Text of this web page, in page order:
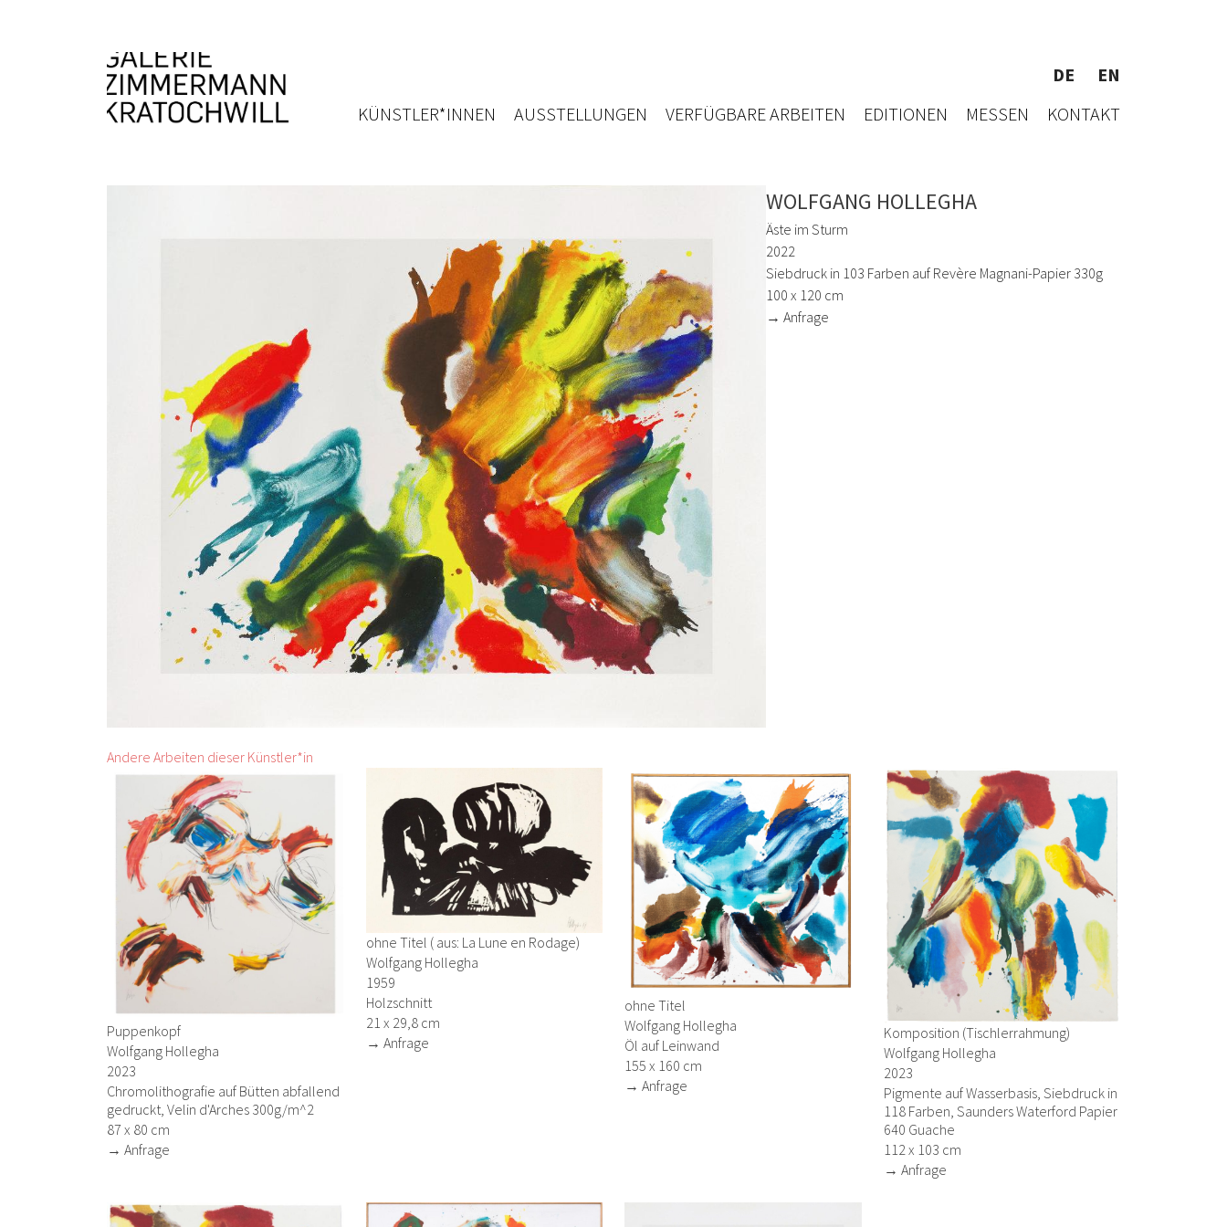
DE
EN
KÜNSTLER*INNEN
AUSSTELLUNGEN VERFÜGBARE ARBEITEN EDITIONEN MESSEN KONTAKT
WOLFGANG HOLLEGHA
Äste im Sturm
2022
Siebdruck in 103 Farben auf Revère Magnani-Papier 330g
100 x 120 cm
→ Anfrage
Andere Arbeiten dieser Künstler*in
Puppenkopf
Wolfgang Hollegha
2023
Chromolithografie auf Bütten abfallend
gedruckt, Velin d'Arches 300g/m^2
87 x 80 cm
→ Anfrage
ohne Titel ( aus: La Lune en Rodage)
Wolfgang Hollegha
1959
Holzschnitt
21 x 29,8 cm
→ Anfrage
ohne Titel
Wolfgang Hollegha
Öl auf Leinwand
155 x 160 cm
→ Anfrage
Komposition (Tischlerrahmung)
Wolfgang Hollegha
2023
Pigmente auf Wasserbasis, Siebdruck in
118 Farben, Saunders Waterford Papier
640 Guache
112 x 103 cm
→ Anfrage